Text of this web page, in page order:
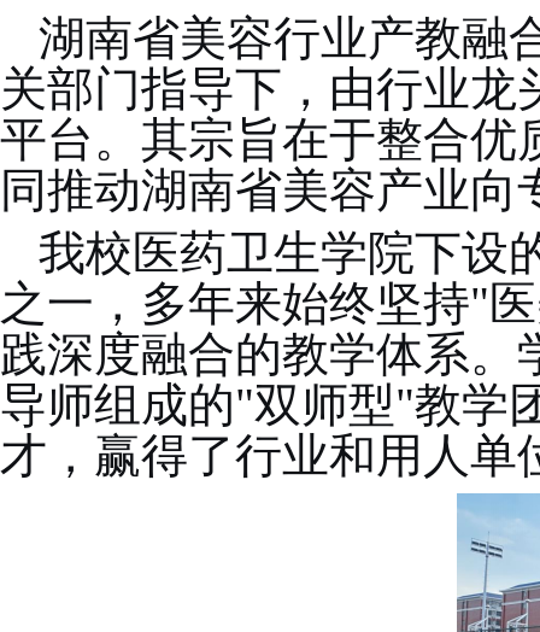
湖南省美容行业产教融
关部门指导下，由行业
平台。其宗旨在于整合优
同推动湖南省美容产业
我校医药卫生学院下设
之一，多年来始终坚持"
践深度融合的教学体系
导师组成的"双师型"教学
才，赢得了行业和用人单